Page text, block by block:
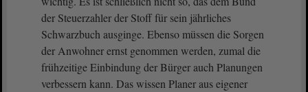
der Steuerzahler der Stoff für sein jährliches
Schwarzbuch ausginge. Ebenso müssen die Sorgen
der Anwohner ernst genommen werden, zumal die
frühzeitige Einbindung der Bürger auch Planungen
verbessern kann. Das wissen Planer aus eigener